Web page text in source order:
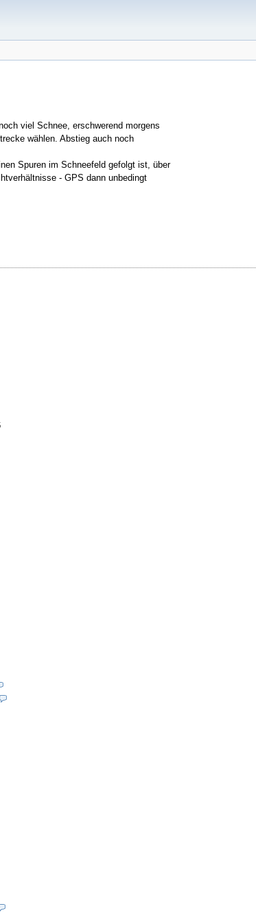
viel Schnee, erschwerend morgens
wählen. Abstieg auch noch
Spuren im Schneefeld gefolgt ist, über
- GPS dann unbedingt